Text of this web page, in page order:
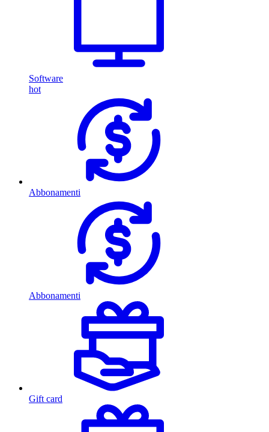
Software
hot
Abbonamenti
Abbonamenti
Gift card